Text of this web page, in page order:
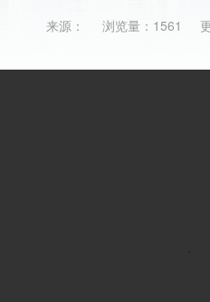
来源： 浏览量：1561